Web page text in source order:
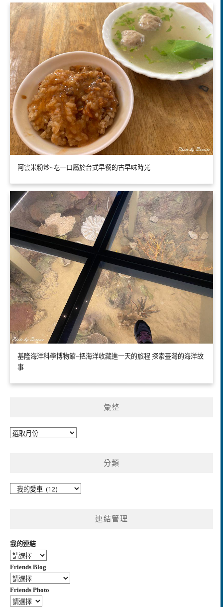
阿雲米粉炒~吃一口屬於台式早餐的古早味時光
基隆海洋科學博物館~把海洋收藏進一天的旅程 探索臺灣的海洋故
事
彙整
彙
分類
連結管理
我的連結
Friends Blog
Friends Photo